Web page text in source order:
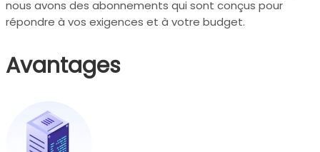
nous avons des abonnements qui sont conçus pour
répondre à vos exigences et à votre budget.
Avantages